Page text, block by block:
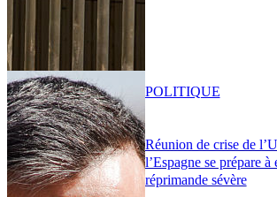
Réunion de crise de
l’Espagne se prépare à
réprimande sévère
POLITIQUE